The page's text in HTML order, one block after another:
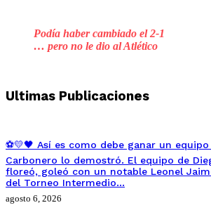
Podía haber cambiado el 2-1
… pero no le dio al Atlético
Ultimas Publicaciones
⚽💛🖤 Así es como debe ganar un
Carbonero lo demostró. El equipo de
floreó, goleó con un notable Leonel
del Torneo Intermedio…
agosto 6, 2026